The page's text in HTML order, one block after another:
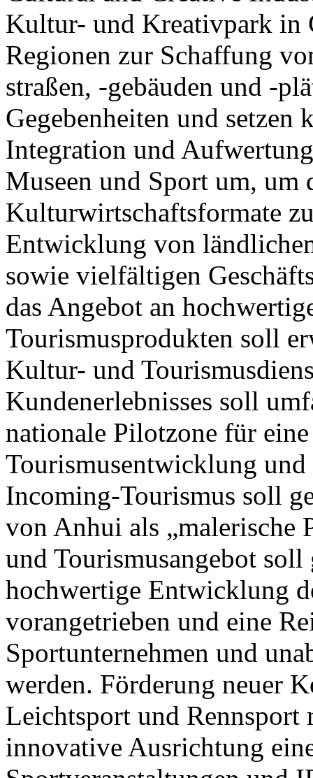
Kultur- und Kreativpark in
Regionen zur Schaffung
straßen, -gebäuden und -
Gegebenheiten und
Integration und
Museen und Sport um,
Kulturwirtschaftsformate
Entwicklung von
sowie vielfältigen
das Angebot an
Tourismusprodukten soll
Kultur- und
Kundenerlebnisses soll
nationale Pilotzone für
Tourismusentwicklung
Incoming-Tourismus soll
von Anhui als
und Tourismusangebot
hochwertige Entwicklung
vorangetrieben und eine
Sportunternehmen und
werden. Förderung neuer
Leichtsport und Rennsport
innovative Ausrichtung